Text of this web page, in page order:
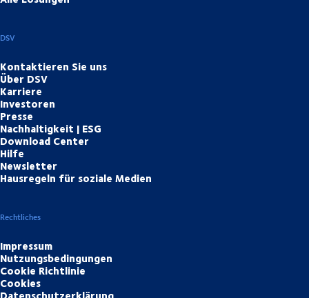
DSV
Kontaktieren Sie uns
Über DSV
Karriere
Investoren
Presse
Nachhaltigkeit | ESG
Download Center
Hilfe
Newsletter
Hausregeln für soziale Medien
Rechtliches
Impressum
Nutzungsbedingungen
Cookie Richtlinie
Cookies